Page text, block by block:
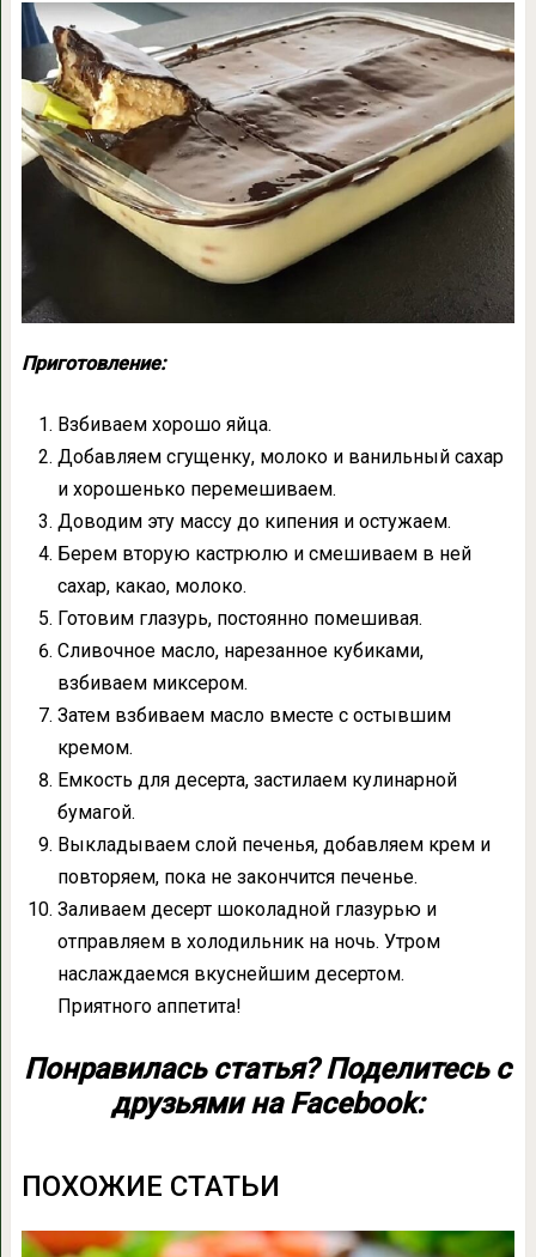
Приготовление:
Взбиваем хорошо яйца.
Добавляем сгущенку, молоко и ванильный сахар
и хорошенько перемешиваем.
Доводим эту массу до кипения и остужаем.
Берем вторую кастрюлю и смешиваем в ней
сахар, какао, молоко.
Готовим глазурь, постоянно помешивая.
Сливочное масло, нарезанное кубиками,
взбиваем миксером.
Затем взбиваем масло вместе с остывшим
кремом.
Емкость для десерта, застилаем кулинарной
бумагой.
Выкладываем слой печенья, добавляем крем и
повторяем, пока не закончится печенье.
Заливаем десерт шоколадной глазурью и
отправляем в холодильник на ночь. Утром
наслаждаемся вкуснейшим десертом.
Приятного аппетита!
Понравилась статья? Поделитесь с
друзьями на Facebook:
ПОХОЖИЕ СТАТЬИ